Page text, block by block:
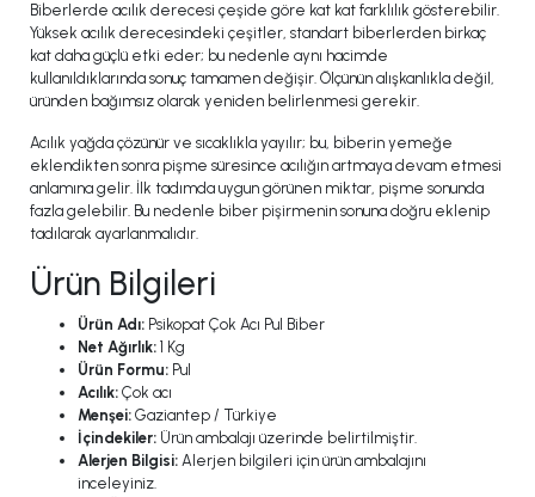
Biberlerde acılık derecesi çeşide göre kat kat farklılık gösterebilir.
Yüksek acılık derecesindeki çeşitler, standart biberlerden birkaç
kat daha güçlü etki eder; bu nedenle aynı hacimde
kullanıldıklarında sonuç tamamen değişir. Ölçünün alışkanlıkla değil,
üründen bağımsız olarak yeniden belirlenmesi gerekir.
Acılık yağda çözünür ve sıcaklıkla yayılır; bu, biberin yemeğe
eklendikten sonra pişme süresince acılığın artmaya devam etmesi
anlamına gelir. İlk tadımda uygun görünen miktar, pişme sonunda
fazla gelebilir. Bu nedenle biber pişirmenin sonuna doğru eklenip
tadılarak ayarlanmalıdır.
Ürün Bilgileri
Ürün Adı: Psikopat Çok Acı Pul Biber
Net Ağırlık: 1 Kg
Ürün Formu: Pul
Acılık: Çok acı
Menşei: Gaziantep / Türkiye
İçindekiler: Ürün ambalajı üzerinde belirtilmiştir.
Alerjen Bilgisi: Alerjen bilgileri için ürün ambalajını
inceleyiniz.